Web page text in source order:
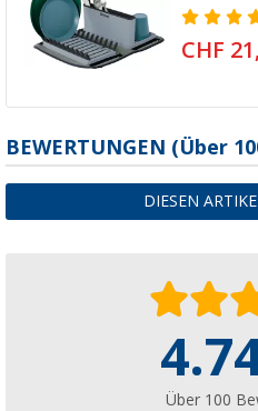
CHF 21,
BEWERTUNGEN (Über
DIESEN
Über 100